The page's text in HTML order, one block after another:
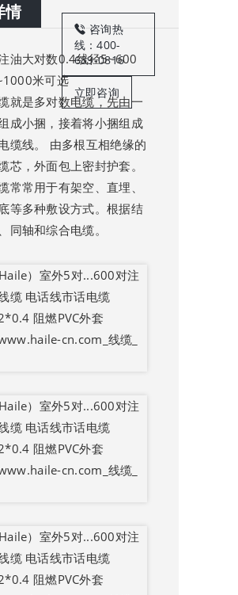
咨询热
线：400-
689-0816
立即咨询
情
油大对数0.4线径5~600
米可选
就是多对数电缆，先由一
成小捆，接着将小捆组成
缆线。 由多根互相绝缘的
芯，外面包上密封护套。
常常用于有架空、直埋、
等多种敷设方式。根据结
同轴和综合电缆。